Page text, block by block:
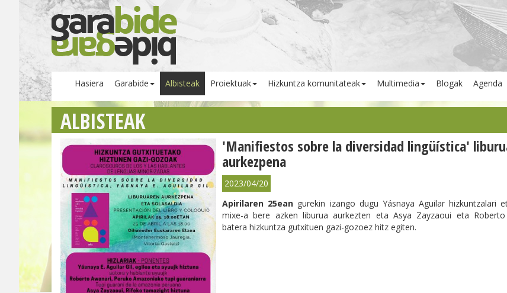
Hasiera Garabide Albisteak Proiektuak Hizkuntza komunitateak Multimedia Blogak Agenda
ALBISTEAK
'Manifiestos sobre la diversidad lingüística'
aurkezpena
2023/04/20
Apirilaren 25ean gurekin izango dugu Yásnaya Aguilar hizkuntzalari
mixe-a bere azken liburua aurkezten eta Asya Zayzaoui eta Roberto
batera hizkuntza gutxituen gazi-gozoez hitz egiten.